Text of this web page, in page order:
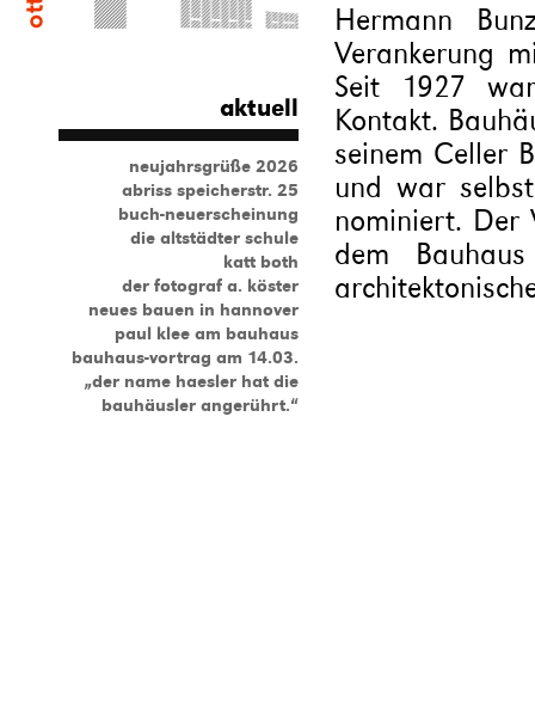
aktuell
neujahrsgrüße 2026
abriss speicherstr. 25
buch-neuerscheinung
die altstädter schule
katt both
der fotograf a. köster
neues bauen in hannover
paul klee am bauhaus
bauhaus-vortrag am 14.03.
„der name haesler hat die
bauhäusler angerührt.“
Hermann
Verankerung
Seit 1927
Kontakt.
seinem Celler
und war
nominiert. Der
dem